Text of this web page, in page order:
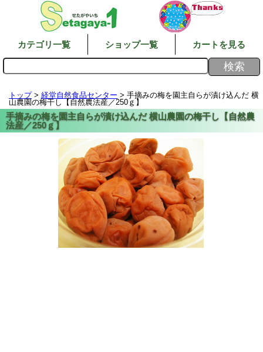
カテゴリ一覧 ショップ一覧 カートを見る
トップ> 経堂自然食品センター > 手摘みの梅を園主自らが漬け込んだ 横
山農園の梅干し【自然農法産／250ｇ】